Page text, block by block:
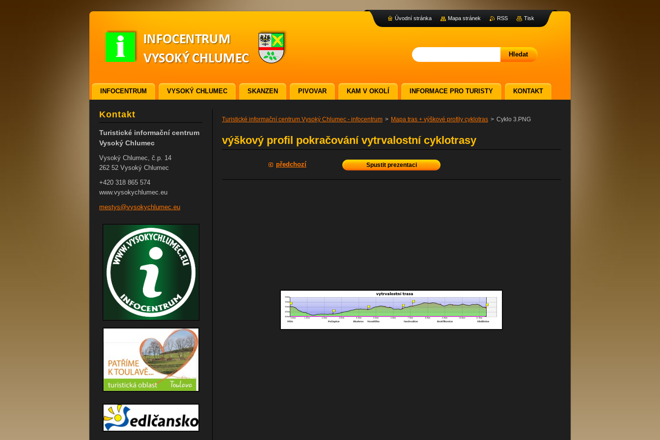
Turistické informační centrum Vysoký Chlumec - infocentrum > Mapa tras + výškové profily cyklotras > Cyklo 3.PNG
výškový profil pokračování vytrvalostní cyklotrasy
předchozí Spustit prezentaci
Kontakt
Turistické informační centrum
Vysoký Chlumec
Vysoký Chlumec, č.p. 14
262 52 Vysoký Chlumec
+420 318 865 574
www.vysokychlumec.eu
mestys@vysokychl umec.eu
INFOCENTRUM VYSOKÝ CHLUMEC SKANZEN PIVOVAR KAM V OKOLÍ INFORMACE PRO TURISTY KONTAKT
Úvodní stránka Mapa stránek RSS Tisk